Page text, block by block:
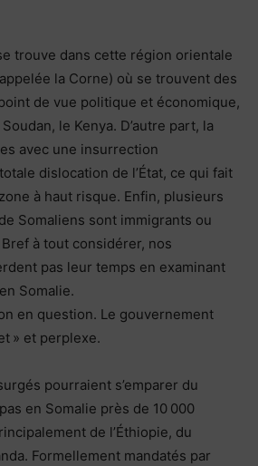
trouve dans cette région orientale
la Corne) où se trouvent des
de vue politique et économique,
le Kenya. D’autre part, la
avec une insurrection
dislocation de l’État, ce qui fait
à haut risque. Enfin, plusieurs
Somaliens sont immigrants ou
à tout considérer, nos
pas leur temps en examinant
Somalie.
en question. Le gouvernement
» et perplexe.
pourraient s’emparer du
en Somalie près de 10 000
de l’Éthiopie, du
Formellement mandatés par